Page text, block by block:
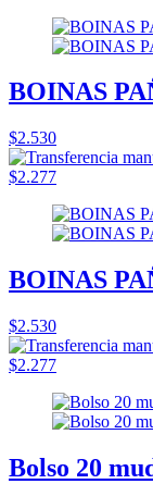
BOINAS
$2.530
$2.277
BOINAS
$2.530
$2.277
Bolso 20